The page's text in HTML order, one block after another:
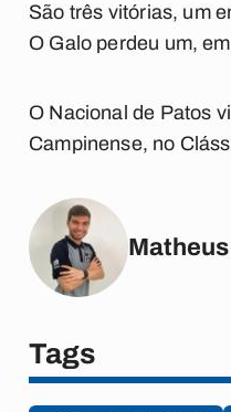
São três vitórias, um
O Galo perdeu um,
O Nacional de Patos
Campinense, no
Tags